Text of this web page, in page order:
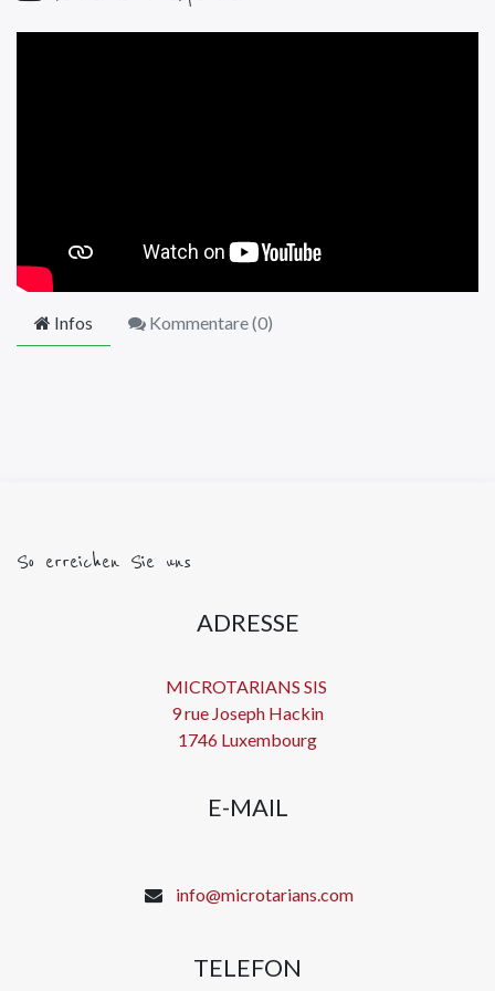
Infos Kommentare (0)
So erreichen Sie uns
ADRESSE
MICROTARIANS SIS
9 rue Joseph Hackin
1746 Luxembourg
E-MAIL
info@microtarians.com
TELEFON